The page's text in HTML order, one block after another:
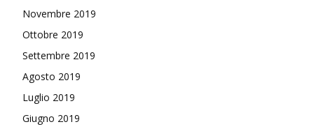
Novembre 2019
Ottobre 2019
Settembre 2019
Agosto 2019
Luglio 2019
Giugno 2019